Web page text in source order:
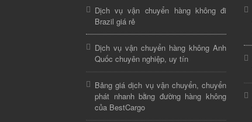
Dịch vụ vận chuyển hàng không đi
Brazil giá rẻ
Dịch vụ vận chuyển hàng không Anh
Quốc chuyên nghiệp, uy tín
Bảng giá dịch vụ vận chuyển, chuyển
phát nhanh bằng đường hàng không
của BestCargo